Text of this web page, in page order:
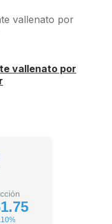
vallenato por